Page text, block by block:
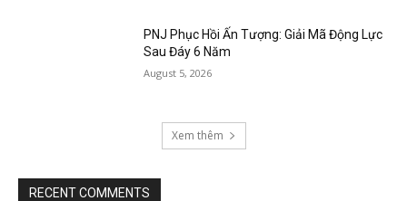
PNJ Phục Hồi Ấn Tượng: Giải Mã Động Lực
Sau Đáy 6 Năm
August 5, 2026
Xem thêm
RECENT COMMENTS